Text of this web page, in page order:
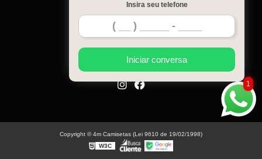
Contato
Mapa do site
1
Insira seu telefone
Iniciar conversa
Copyright © 4m Camisetas (Lei 9610 de 19/02/1998)
W3C